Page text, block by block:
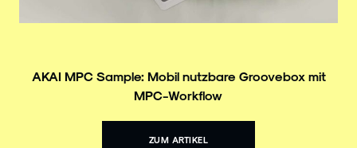
AKAI MPC Sample: Mobil nutzbare Groovebox mit
MPC-Workflow
ZUM ARTIKEL